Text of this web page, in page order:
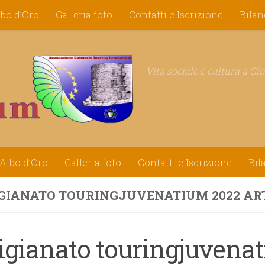
d’Oro Galleria foto Contatti e Iscrizione
Vita sociale e cultura a
Albo d’Oro Galleria foto Contatti e Iscrizione
TOURINGJUVENATIUM 2022